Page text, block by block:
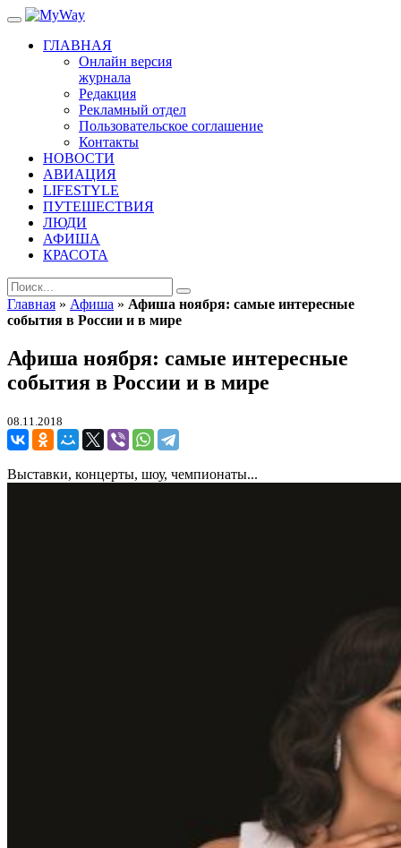
ГЛАВНАЯ
Онлайн версия
журнала
Редакция
Рекламный отдел
Пользовательское соглашение
Контакты
НОВОСТИ
АВИАЦИЯ
LIFESTYLE
ПУТЕШЕСТВИЯ
ЛЮДИ
АФИША
КРАСОТА
Главная » Афиша » Афиша ноября: самые интересные
события в России и в мире
Афиша ноября: самые интересные
события в России и в мире
08.11.2018
Выставки, концерты, шоу, чемпионаты...